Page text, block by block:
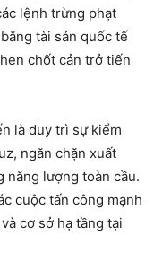
lệnh trừng phạt
tài sản quốc tế
chốt cản trở tiến
là duy trì sự kiểm
ngăn chặn xuất
năng lượng toàn cầu.
cuộc tấn công mạnh
cơ sở hạ tầng tại